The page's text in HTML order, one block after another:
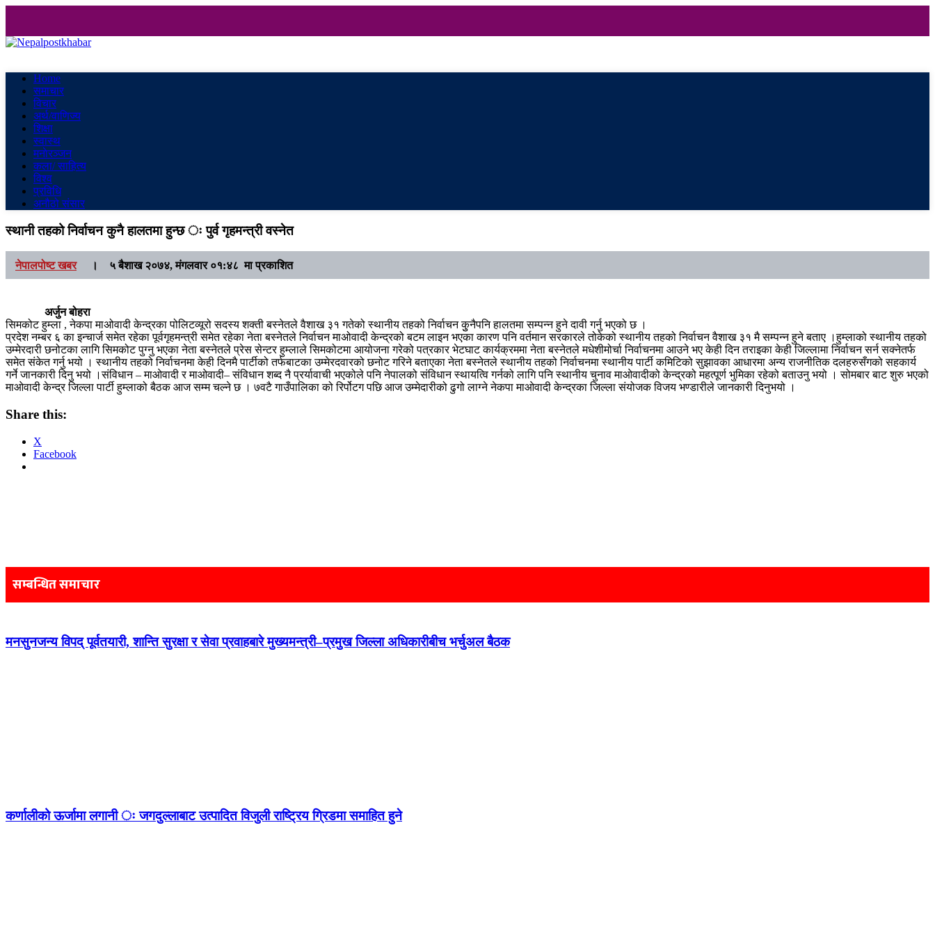
Home
समाचार
विचार
अर्थ/वाणिज्य
शिक्षा
स्वास्थ
मनाेरञ्जन
कला/ साहित्य
विश्व
प्रविधि
अनौठो संसार
स्थानी तहको निर्वाचन कुनै हालतमा हुन्छ ः पुर्व गृहमन्त्री वस्नेत
नेपालपोष्ट खबर। ५ बैशाख २०७४, मंगलवार ०१:४८ मा प्रकाशित
अर्जुन बोहरा
सिमकोट हुम्ला , नेकपा माअ‍ोवादी केन्द्रका पोलिटव्यूरो सदस्य शक्ती बस्नेतले वैशाख ३१ गतेको स्थानीय तहको निर्वाचन कुुनैपनि हालतमा सम्पन्न हुने दावी गर्नु भएको छ ।
प्रदेश नम्बर ६ का इन्चार्ज समेत रहेका पूर्वगृहमन्त्री समेत रहेका नेता बस्नेतले निर्वाचन माअ‍ोवादी केन्द्रको बटम लाइन भएका कारण पनि वर्तमान सरकारले तोकेको स्थानीय तहको निर्वाचन वैशाख ३१ मै सम्पन्न हुने बताए ।हुम्लाको स्थानीय तहको
उम्मेरदारी छनोटका लागि सिमकोट पुग्नु भएका नेता बस्नेतले प्रेस सेन्टर हुम्लाले सिमकोटमा आयोजना गरेको पत्रकार भेटघाट कार्यक्रममा नेता बस्नेतले मधेशीमोर्चा निर्वाचनमा आउने भए केही दिन तराइका केही जिल्लामा निर्वाचन सर्न सक्नेतर्फ
समेत संकेत गर्नु भयो । स्थानीय तहको निर्वाचनमा केही दिनमै पार्टीको तर्फबाटका उम्मेरदवारको छनोट गरिने बताएका नेता बस्नेतले स्थानीय तहको निर्वाचनमा स्थानीय पार्टी कमिटिको सुझावका आधारमा अन्य राजनीतिक दलहरुसँगको सहकार्य
गर्ने जानकारी दिनु भयो ।संविधान – माओवादी र माओवादी– संविधान शब्द नै प्रर्यावाची भएकोले पनि नेपालको संविधान स्थायत्वि गर्नको लागि पनि स्थानीय चुनाव माओवादीको केन्द्रको महत्पूर्ण भुमिका रहेको बताउनु भयो । सोमबार बाट शुरु भएको
माओवादी केन्द्र जिल्ला पार्टी हुम्लाको बैठक आज सम्म चल्ने छ । ७वटै गाउँपालिका को रिर्पोटग पछि आज उम्मेदारीको ढुगो लाग्ने नेकपा माओवादी केन्द्रका जिल्ला संयोजक विजय भण्डारीले जानकारी दिनुभयो ।
Share this:
X
Facebook
navigation
सम्बन्धित समाचार
मनसुनजन्य विपद् पूर्वतयारी, शान्ति सुरक्षा र सेवा प्रवाहबारे मुख्यमन्त्री–प्रमुख जिल्ला अधिकारीबीच भर्चुअल बैठक
कर्णालीको ऊर्जामा लगानी ः जगदुल्लाबाट उत्पादित विजुली राष्ट्रिय ग्रिडमा समाहित हुने